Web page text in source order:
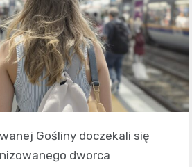
Gośliny doczekali się
dworca